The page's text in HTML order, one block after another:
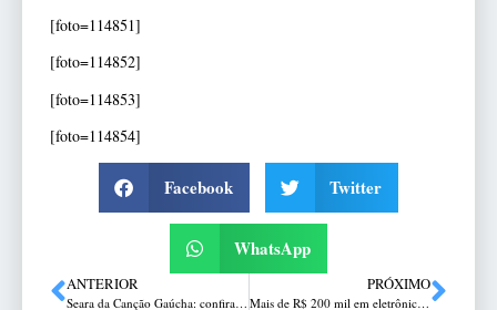
[foto=114851]
[foto=114852]
[foto=114853]
[foto=114854]
Facebook Twitter
WhatsApp
ANTERIOR
Seara da Canção Gaúcha: confira a programação do fim de semana
PRÓXIMO
Mais de R$ 200 mil em eletrônicos são apreendidos após abordagem da PRF em Passo Fundo